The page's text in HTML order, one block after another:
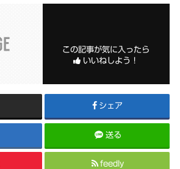
この記事が気に入ったら
いいねしよう！
シェア
送る
feedly